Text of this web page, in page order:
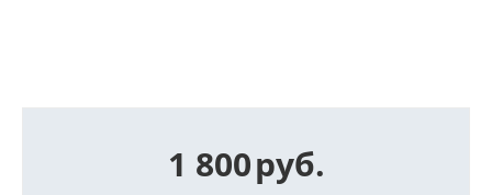
1 800руб.